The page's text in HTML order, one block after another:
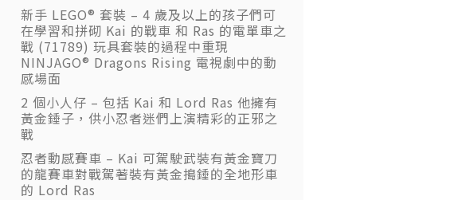
新手 LEGO® 套裝 – 4 歲及以上的孩子們可
在學習和拼砌 Kai 的戰車 和 Ras 的電單車之
戰 (71789) 玩具套裝的過程中重現
NINJAGO® Dragons Rising 電視劇中的動
感場面
2 個小人仔 – 包括 Kai 和 Lord Ras 他擁有
黃金錘子，供小忍者迷們上演精彩的正邪之
戰
忍者動感賽車 – Kai 可駕駛武裝有黃金寶刀
的龍賽車對戰駕著裝有黃金搗錘的全地形車
的 Lord Ras